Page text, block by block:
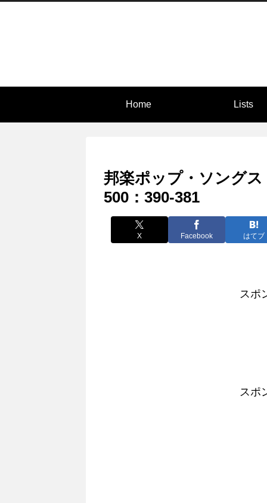
Home Lists
邦楽ポップ・ソング
500：390-381
X Facebook はてブ
スポ
スポ